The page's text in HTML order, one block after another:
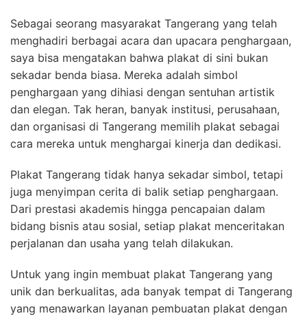
Sebagai seorang masyarakat Tangerang yang telah
menghadiri berbagai acara dan upacara penghargaan,
saya bisa mengatakan bahwa plakat di sini bukan
sekadar benda biasa. Mereka adalah simbol
penghargaan yang dihiasi dengan sentuhan artistik
dan elegan. Tak heran, banyak institusi, perusahaan,
dan organisasi di Tangerang memilih plakat sebagai
cara mereka untuk menghargai kinerja dan dedikasi.
Plakat Tangerang tidak hanya sekadar simbol, tetapi
juga menyimpan cerita di balik setiap penghargaan.
Dari prestasi akademis hingga pencapaian dalam
bidang bisnis atau sosial, setiap plakat menceritakan
perjalanan dan usaha yang telah dilakukan.
Untuk yang ingin membuat plakat Tangerang yang
unik dan berkualitas, ada banyak tempat di Tangerang
yang menawarkan layanan pembuatan plakat dengan